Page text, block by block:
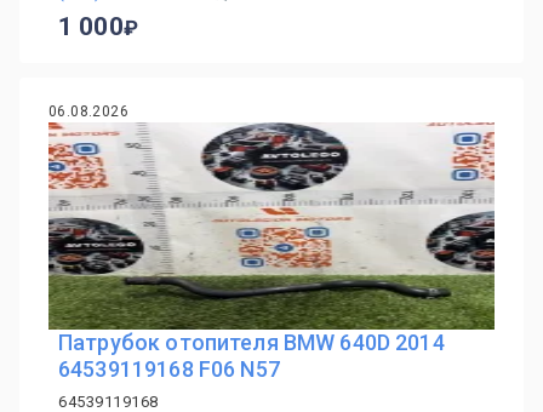
1 000
06.08.2026
Патрубок отопителя BMW 640D 2014
64539119168 F06 N57
64539119168